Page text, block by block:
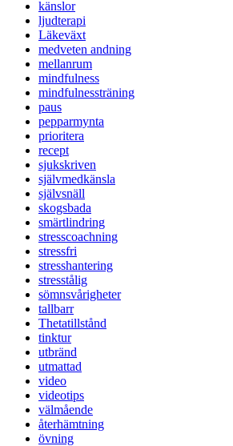
känslor
ljudterapi
Läkeväxt
medveten andning
mellanrum
mindfulness
mindfulnessträning
paus
pepparmynta
prioritera
recept
sjukskriven
självmedkänsla
självsnäll
skogsbada
smärtlindring
stresscoachning
stressfri
stresshantering
stresstålig
sömnsvårigheter
tallbarr
Thetatillstånd
tinktur
utbränd
utmattad
video
videotips
välmående
återhämtning
övning